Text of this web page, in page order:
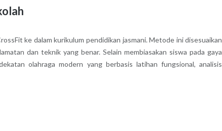
ke dalam kurikulum pendidikan jasmani. Metode ini disesuaikan
dan teknik yang benar. Selain membiasakan siswa pada gaya
olahraga modern yang berbasis latihan fungsional, analisis